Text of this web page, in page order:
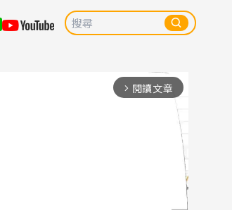
arrow_forward_ios 閱讀文章